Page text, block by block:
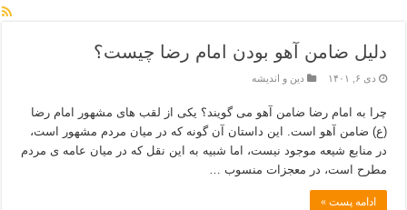
دلیل ضامن آهو بودن امام رضا چیست؟
دی ۶, ۱۴۰۱ دین و اندیشه
چرا به امام رضا ضامن آهو می گویند؟ یکی از لقب های مشهور امام رضا
(ع) ضامن آهو است. این داستان آن گونه که در میان مردم مشهور است،
در منابع شیعه موجود نیست، اما شبیه به این نقل که در میان عامه ی مردم
مطرح است، در معجزات منسوب …
ادامه پست »